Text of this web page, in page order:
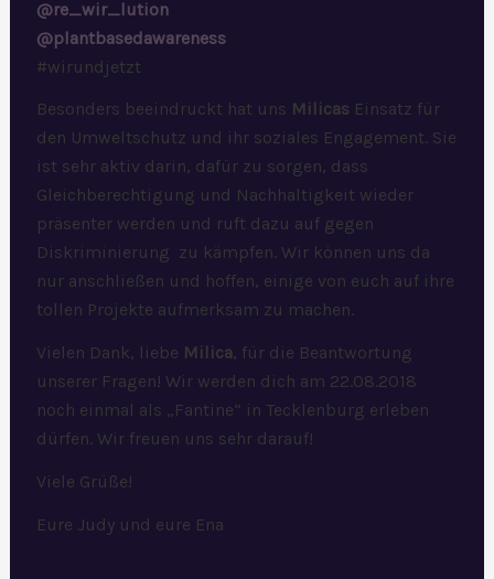
@re_wir_lution
@plantbasedawareness
#wirundjetzt
Besonders beeindruckt hat uns Milicas Einsatz für
den Umweltschutz und ihr soziales Engagement. Sie
ist sehr aktiv darin, dafür zu sorgen, dass
Gleichberechtigung und Nachhaltigkeit wieder
präsenter werden und ruft dazu auf gegen
Diskriminierung zu kämpfen. Wir können uns da
nur anschließen und hoffen, einige von euch auf ihre
tollen Projekte aufmerksam zu machen.
Vielen Dank, liebe Milica, für die Beantwortung
unserer Fragen! Wir werden dich am 22.08.2018
noch einmal als „Fantine“ in Tecklenburg erleben
dürfen. Wir freuen uns sehr darauf!
Viele Grüße!
Eure Judy und eure Ena